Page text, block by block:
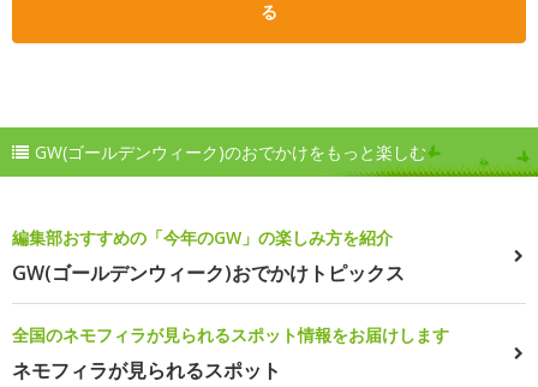
る
GW(ゴールデンウィーク)のおでかけをもっと楽しむ
編集部おすすめの「今年のGW」の楽しみ方を紹介
GW(ゴールデンウィーク)おでかけトピックス
全国のネモフィラが見られるスポット情報をお届けします
ネモフィラが見られるスポット